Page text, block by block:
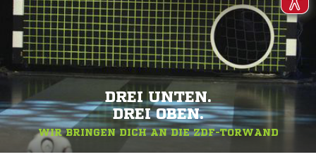
DREI UNTEN.
DREI OBEN.
WIR BRINGEN DICH AN DIE ZDF-TORWAND